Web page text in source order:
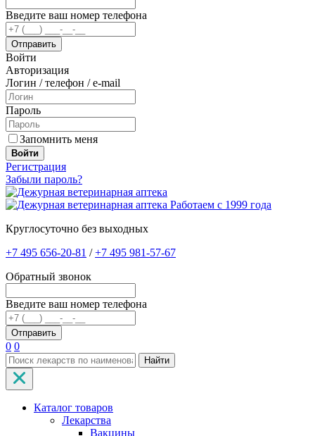
Введите ваш номер телефона
Войти
Авторизация
Логин / телефон / e-mail
Пароль
Запомнить меня
Войти
Регистрация
Забыли пароль?
Работаем с 1999 года
Круглосуточно без выходных
+7 495 656-20-81 /+7 495 981-57-67
Обратный звонок
Введите ваш номер телефона
0 0
Найти
Каталог товаров
Лекарства
Вакцины